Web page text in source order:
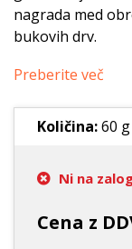
nagrada med
bukovih drv.
Preberite več
Količina:60 g
Ni na
Cena z